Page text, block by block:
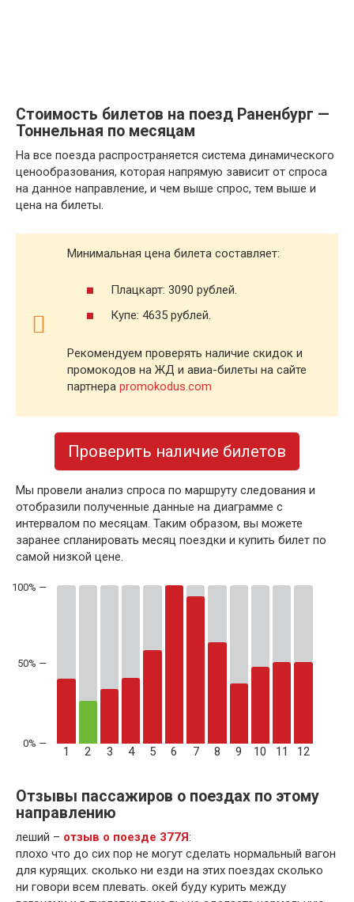
Стоимость билетов на поезд Раненбург —
Тоннельная по месяцам
На все поезда распространяется система динамического
ценообразования, которая напрямую зависит от спроса
на данное направление, и чем выше спрос, тем выше и
цена на билеты.
Минимальная цена билета составляет:
Плацкарт: 3090 рублей.
Купе: 4635 рублей.
Рекомендуем проверять наличие скидок и
промокодов на ЖД и авиа-билеты на сайте
партнера promokodus.com
Проверить наличие билетов
Мы провели анализ спроса по маршруту следования и
отобразили полученные данные на диаграмме с
интервалом по месяцам. Таким образом, вы можете
заранее спланировать месяц поездки и купить билет по
самой низкой цене.
50% —
1 2 3 4 5 6 7 8 9 10 11 12
Отзывы пассажиров о поездах по этому
направлению
леший – отзыв о поезде 377Я:
плохо что до сих пор не могут сделать нормальный вагон
для курящих. сколько ни езди на этих поездах сколько
ни говори всем плевать. окей буду курить между